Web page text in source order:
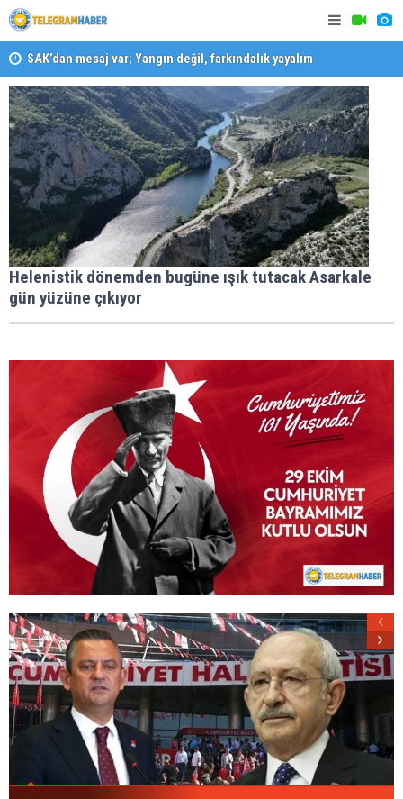
Karabağlar ‘da Gazeteci Barış Selçuk saygıyla anıldı
Helenistik dönemden bugüne ışık tutacak Asarkale
gün yüzüne çıkıyor